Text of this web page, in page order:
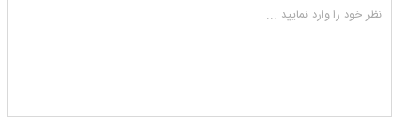
نظر خود را وارد نمایید ...